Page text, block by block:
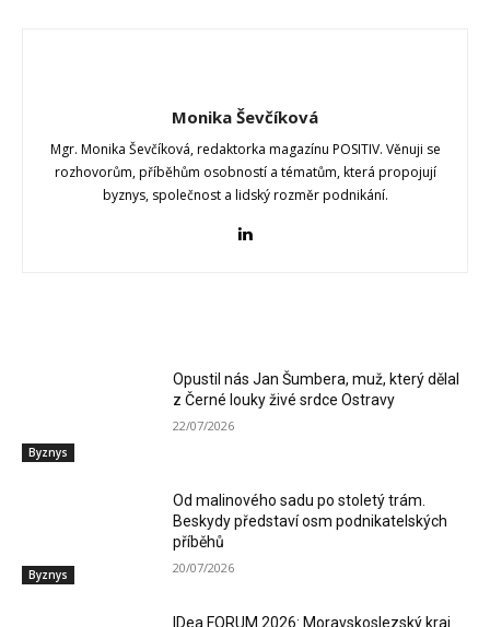
Monika Ševčíková
Mgr. Monika Ševčíková, redaktorka magazínu POSITIV. Věnuji se
rozhovorům, příběhům osobností a tématům, která propojují
byznys, společnost a lidský rozměr podnikání.
Byznys
Opustil nás Jan Šumbera, muž, který dělal
z Černé louky živé srdce Ostravy
22/07/2026
Byznys
Od malinového sadu po stoletý trám.
Beskydy představí osm podnikatelských
příběhů
20/07/2026
IDea FORUM 2026: Moravskoslezský kraj